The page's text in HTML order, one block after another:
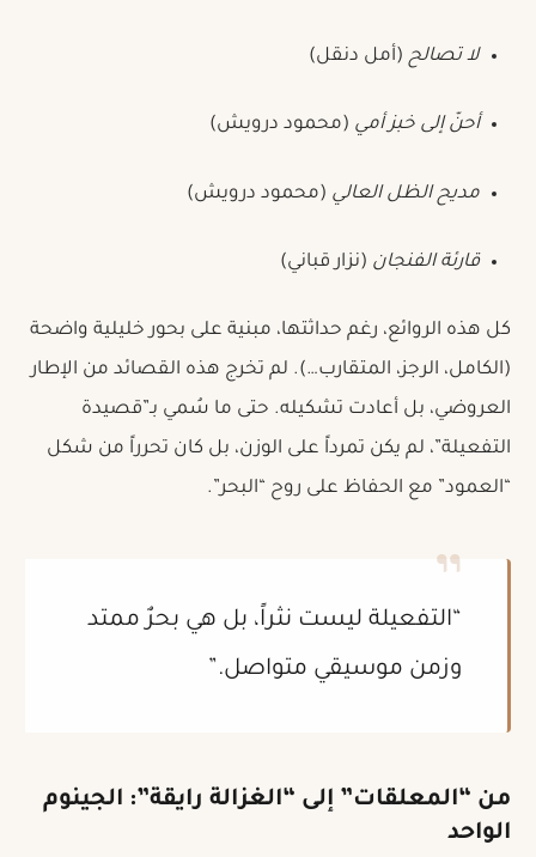
لا تصالح (أمل دنقل)
أحنّ إلى خبز أمي (محمود درويش)
مديح الظل العالي (محمود درويش)
قارئة الفنجان (نزار قباني)
كل هذه الروائع، رغم حداثتها، مبنية على بحور خليلية واضحة
(الكامل، الرجز، المتقارب…). لم تخرج هذه القصائد من الإطار
العروضي، بل أعادت تشكيله. حتى ما سُمي بـ”قصيدة
التفعيلة”، لم يكن تمرداً على الوزن، بل كان تحرراً من شكل
“العمود” مع الحفاظ على روح “البحر”.
“التفعيلة ليست نثراً، بل هي بحرٌ ممتد
وزمن موسيقي متواصل.”
من “المعلقات” إلى “الغزالة رايقة”: الجينوم
الواحد